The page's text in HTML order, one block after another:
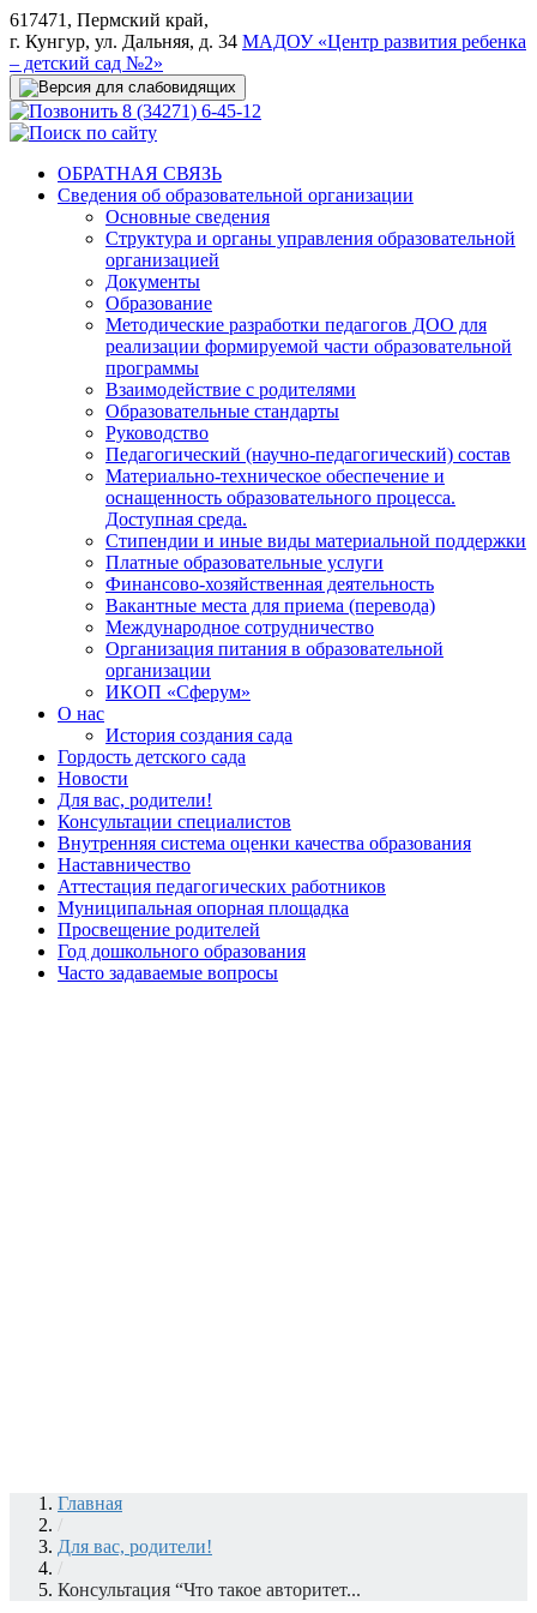
617471, Пермский край,
г. Кунгур, ул. Дальняя, д. 34 МАДОУ «Центр развития ребенка
– детский сад №2»
8 (34271) 6-45-12
ОБРАТНАЯ СВЯЗЬ
Сведения об образовательной организации
Основные сведения
Структура и органы управления образовательной
организацией
Документы
Образование
Методические разработки педагогов ДОО для
реализации формируемой части образовательной
программы
Взаимодействие с родителями
Образовательные стандарты
Руководство
Педагогический (научно-педагогический) состав
Материально-техническое обеспечение и
оснащенность образовательного процесса.
Доступная среда.
Стипендии и иные виды материальной поддержки
Платные образовательные услуги
Финансово-хозяйственная деятельность
Вакантные места для приема (перевода)
Международное сотрудничество
Организация питания в образовательной
организации
ИКОП «Сферум»
О нас
История создания сада
Гордость детского сада
Новости
Для вас, родители!
Консультации специалистов
Внутренняя система оценки качества образования
Наставничество
Аттестация педагогических работников
Муниципальная опорная площадка
Просвещение родителей
Год дошкольного образования
Часто задаваемые вопросы
Главная
/
Для вас, родители!
/
Консультация “Что такое авторитет...